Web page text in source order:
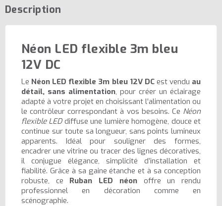
Description
Néon LED flexible 3m bleu
12V DC
Le Néon LED flexible 3m bleu 12V DCest vendu au
détail, sans alimentation, pour créer un éclairage
adapté à votre projet en choisissant l’alimentation ou
le contrôleur correspondant à vos besoins. Ce Néon
flexible LEDdiffuse une lumière homogène, douce et
continue sur toute sa longueur, sans points lumineux
apparents. Idéal pour souligner des formes,
encadrer une vitrine ou tracer des lignes décoratives,
il conjugue élégance, simplicité d’installation et
fiabilité. Grâce à sa gaine étanche et à sa conception
robuste, ce Ruban LED néonoffre un rendu
professionnel en décoration comme en
scénographie.